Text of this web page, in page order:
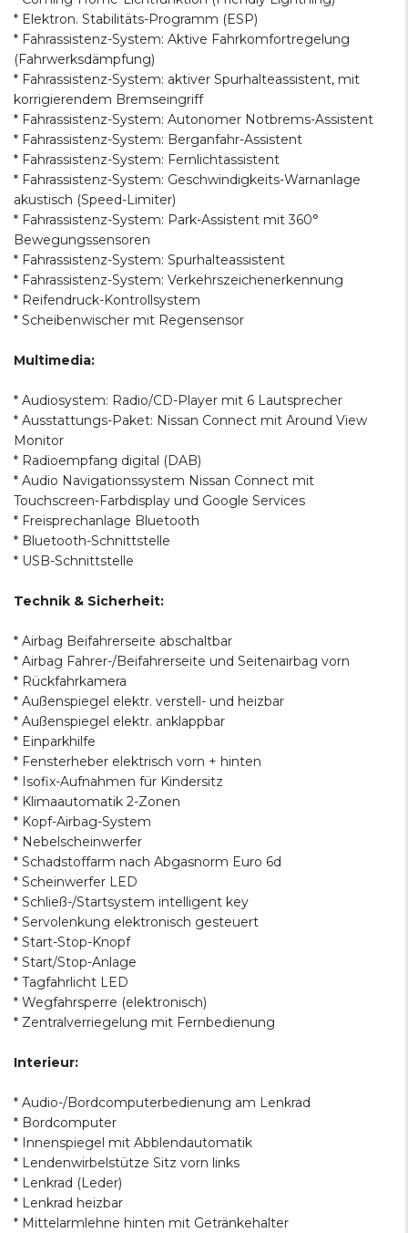
* Elektron. Stabilitäts-Programm (ESP)
* Fahrassistenz-System: Aktive Fahrkomfortregelung
(Fahrwerksdämpfung)
* Fahrassistenz-System: aktiver Spurhalteassistent, mit
korrigierendem Bremseingriff
* Fahrassistenz-System: Autonomer Notbrems-Assistent
* Fahrassistenz-System: Berganfahr-Assistent
* Fahrassistenz-System: Fernlichtassistent
* Fahrassistenz-System: Geschwindigkeits-Warnanlage
akustisch (Speed-Limiter)
* Fahrassistenz-System: Park-Assistent mit 360°
Bewegungssensoren
* Fahrassistenz-System: Spurhalteassistent
* Fahrassistenz-System: Verkehrszeichenerkennung
* Reifendruck-Kontrollsystem
* Scheibenwischer mit Regensensor
Multimedia:
* Audiosystem: Radio/CD-Player mit 6 Lautsprecher
* Ausstattungs-Paket: Nissan Connect mit Around View
Monitor
* Radioempfang digital (DAB)
* Audio Navigationssystem Nissan Connect mit
Touchscreen-Farbdisplay und Google Services
* Freisprechanlage Bluetooth
* Bluetooth-Schnittstelle
* USB-Schnittstelle
Technik & Sicherheit:
* Airbag Beifahrerseite abschaltbar
* Airbag Fahrer-/Beifahrerseite und Seitenairbag vorn
* Rückfahrkamera
* Außenspiegel elektr. verstell- und heizbar
* Außenspiegel elektr. anklappbar
* Einparkhilfe
* Fensterheber elektrisch vorn + hinten
* Isofix-Aufnahmen für Kindersitz
* Klimaautomatik 2-Zonen
* Kopf-Airbag-System
* Nebelscheinwerfer
* Schadstoffarm nach Abgasnorm Euro 6d
* Scheinwerfer LED
* Schließ-/Startsystem intelligent key
* Servolenkung elektronisch gesteuert
* Start-Stop-Knopf
* Start/Stop-Anlage
* Tagfahrlicht LED
* Wegfahrsperre (elektronisch)
* Zentralverriegelung mit Fernbedienung
Interieur:
* Audio-/Bordcomputerbedienung am Lenkrad
* Bordcomputer
* Innenspiegel mit Abblendautomatik
* Lendenwirbelstütze Sitz vorn links
* Lenkrad (Leder)
* Lenkrad heizbar
* Mittelarmlehne hinten mit Getränkehalter